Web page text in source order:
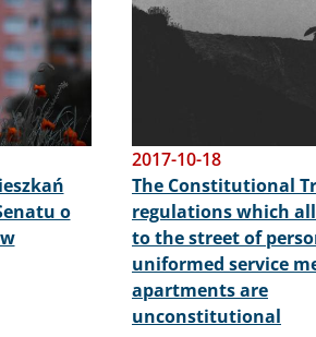
o
2017-10-18
The Constitutional
regulations which
to the street of
uniformed service
apartments are
unconstitutional